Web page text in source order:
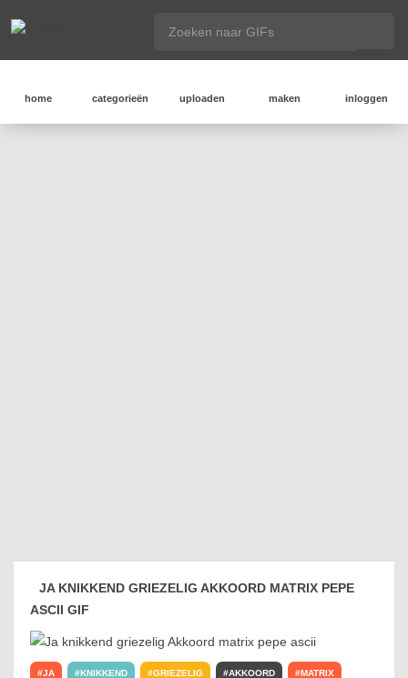
home categorieën uploaden maken inloggen
JA KNIKKEND GRIEZELIG AKKOORD MATRIX PEPE
ASCII GIF
JA KNIKKEND GRIEZELIG AKKOORD MATRIX